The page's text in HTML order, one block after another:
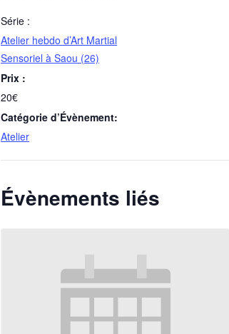
Série :
Atelier hebdo d’Art Martial
Sensoriel à Saou (26)
Prix :
20€
Catégorie d’Évènement:
Atelier
Évènements liés